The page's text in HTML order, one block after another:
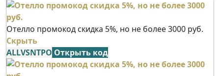
Отелло промокод скидка 5%, но не более 3000 руб.
Скрыть
ALLVSNTPO Открыть код